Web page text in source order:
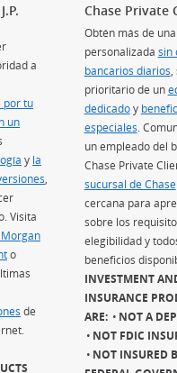
a
por tu
un
superposición)
(Se abre en superposición)
y la
(Se abre en superposición)
Visita
Morgan
(Se abre en superposición)
o
superposición)
(Se abre en superposición)
de
Chase Private
Obtén más de
personalizada sin
bancarios diarios
prioritario de un
dedicado(Se abre
y
especiales (Se
.
un empleado del
Chase Private
sucursal de Chase
cercana para
sobre los
elegibilidad y
beneficios
INVESTMENT
INSURANCE
ARE:
NOT A
NOT FDIC
NOT INSURED